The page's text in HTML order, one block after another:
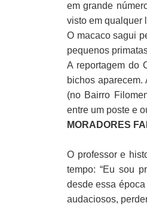
em grande
visto em qualquer
O macaco sagui
pequenos
A reportagem do
bichos
(no Bairro
entre um poste e
MORADORES
O professor e
tempo: “Eu sou
desde essa
audaciosos,